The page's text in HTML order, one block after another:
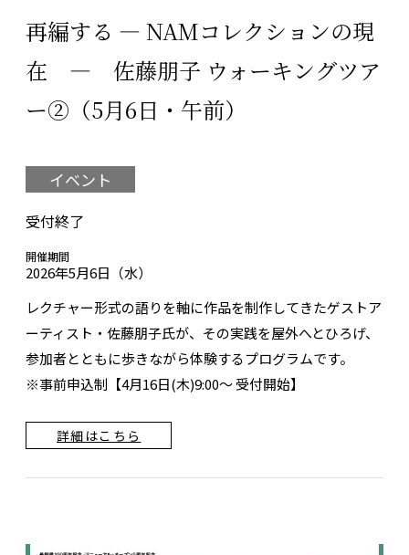
再編する ― NAMコレクションの現
在 ― 佐藤朋子 ウォーキングツア
ー②（5月6日・午前）
イベント
受付終了
開催期間
2026年5月6日（水）
レクチャー形式の語りを軸に作品を制作してきたゲストア
ーティスト・佐藤朋子氏が、その実践を屋外へとひろげ、
参加者とともに歩きながら体験するプログラムです。
※事前申込制【4月16日(木)9:00～ 受付開始】
詳細はこちら